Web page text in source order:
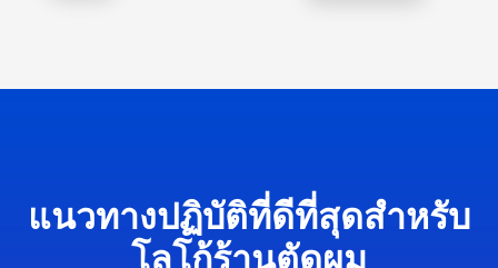
แนวทางปฏิบัติที่ดีที่สุดสำหรับ
โลโก้ร้านตัดผม